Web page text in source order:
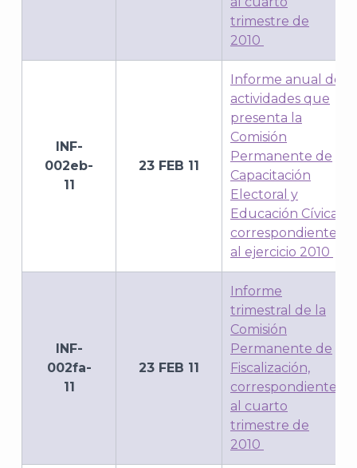
trimestre de
2010
INF-
002eb-
11
23 FEB 11
Informe anual de
actividades que
presenta la
Comisión
Permanente de
Capacitación
Electoral y
Educación Cívica,
correspondiente
al ejercicio 2010
INF-
002fa-
11
23 FEB 11
Informe
trimestral de la
Comisión
Permanente de
Fiscalización,
correspondiente
al cuarto
trimestre de
2010